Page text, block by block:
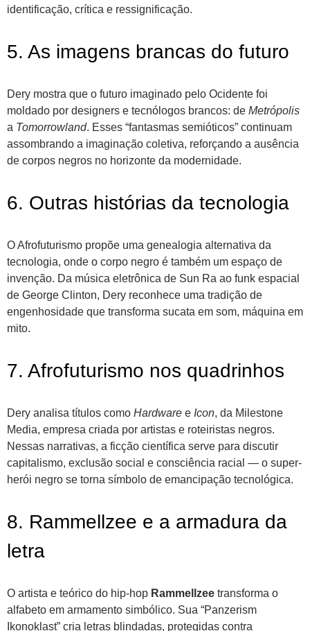
identificação, crítica e ressignificação.
5. As imagens brancas do futuro
Dery mostra que o futuro imaginado pelo Ocidente foi
moldado por designers e tecnólogos brancos: de Metrópolis
a Tomorrowland. Esses “fantasmas semióticos” continuam
assombrando a imaginação coletiva, reforçando a ausência
de corpos negros no horizonte da modernidade.
6. Outras histórias da tecnologia
O Afrofuturismo propõe uma genealogia alternativa da
tecnologia, onde o corpo negro é também um espaço de
invenção. Da música eletrônica de Sun Ra ao funk espacial
de George Clinton, Dery reconhece uma tradição de
engenhosidade que transforma sucata em som, máquina em
mito.
7. Afrofuturismo nos quadrinhos
Dery analisa títulos como Hardware e Icon, da Milestone
Media, empresa criada por artistas e roteiristas negros.
Nessas narrativas, a ficção científica serve para discutir
capitalismo, exclusão social e consciência racial — o super-
herói negro se torna símbolo de emancipação tecnológica.
8. Rammellzee e a armadura da
letra
O artista e teórico do hip-hop Rammellzee transforma o
alfabeto em armamento simbólico. Sua “Panzerism
Ikonoklast” cria letras blindadas, protegidas contra